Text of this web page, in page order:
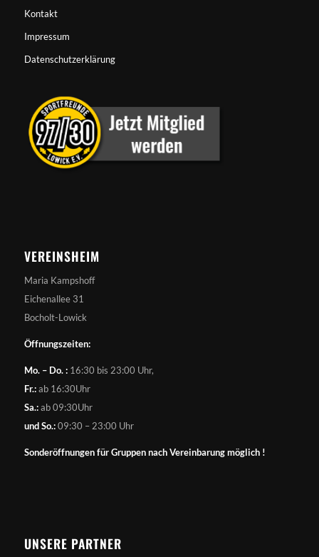
Kontakt
Impressum
Datenschutzerklärung
VEREINSHEIM
Maria Kampshoff
Eichenallee 31
Bocholt-Lowick
Öffnungszeiten:
Mo. – Do. :16:30 bis 23:00 Uhr,
Fr.:ab 16:30Uhr
Sa.:ab 09:30Uhr
und So.:09:30 – 23:00 Uhr
Sonderöffnungen für Gruppen nach Vereinbarung möglich !
UNSERE PARTNER